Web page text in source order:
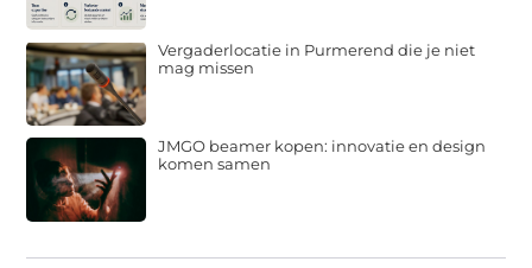
Vergaderlocatie in Purmerend die je niet
mag missen
JMGO beamer kopen: innovatie en design
komen samen